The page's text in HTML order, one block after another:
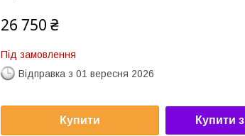
26 750 ₴
Під замовлення
Відправка з 01 вересня 2026
Купити Купити з